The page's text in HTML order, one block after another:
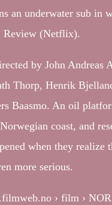
an underwater sub in
(Netflix).
by John Andreas
Thorp, Henrik
Baasmo. An oil
coast, and
when they realize
more serious.
› film ›